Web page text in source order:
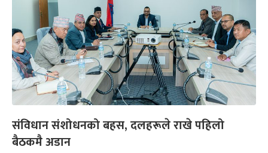
संविधान संशोधनको बहस, दलहरूले राखे पहिलो
बैठकमै अडान